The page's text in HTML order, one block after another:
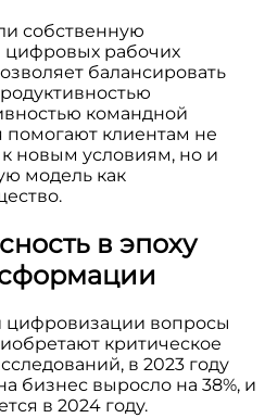
собственную
цифровых рабочих
балансировать
командной
клиентам не
к новым условиям, но и
модель как
в эпоху
цифровизации вопросы
критическое
в 2023 году
бизнес выросло на 38%, и
в 2024 году.